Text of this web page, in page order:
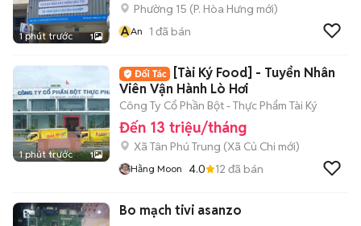
1 phút trước 1
Phường 15 (P. Hòa Hưng mới)
AAn 1 đã bán
1 phút trước 1
[Tài Ký Food] - Tuyển Nhân
Viên Vận Hành Lò Hơi
Công Ty Cổ Phần Bột - Thực Phẩm Tài Ký
Đến 13 triệu/tháng
Xã Tân Phú Trung (Xã Củ Chi mới)
Hằng Moon 4.0 12 đã bán
Bo mạch tivi asanzo